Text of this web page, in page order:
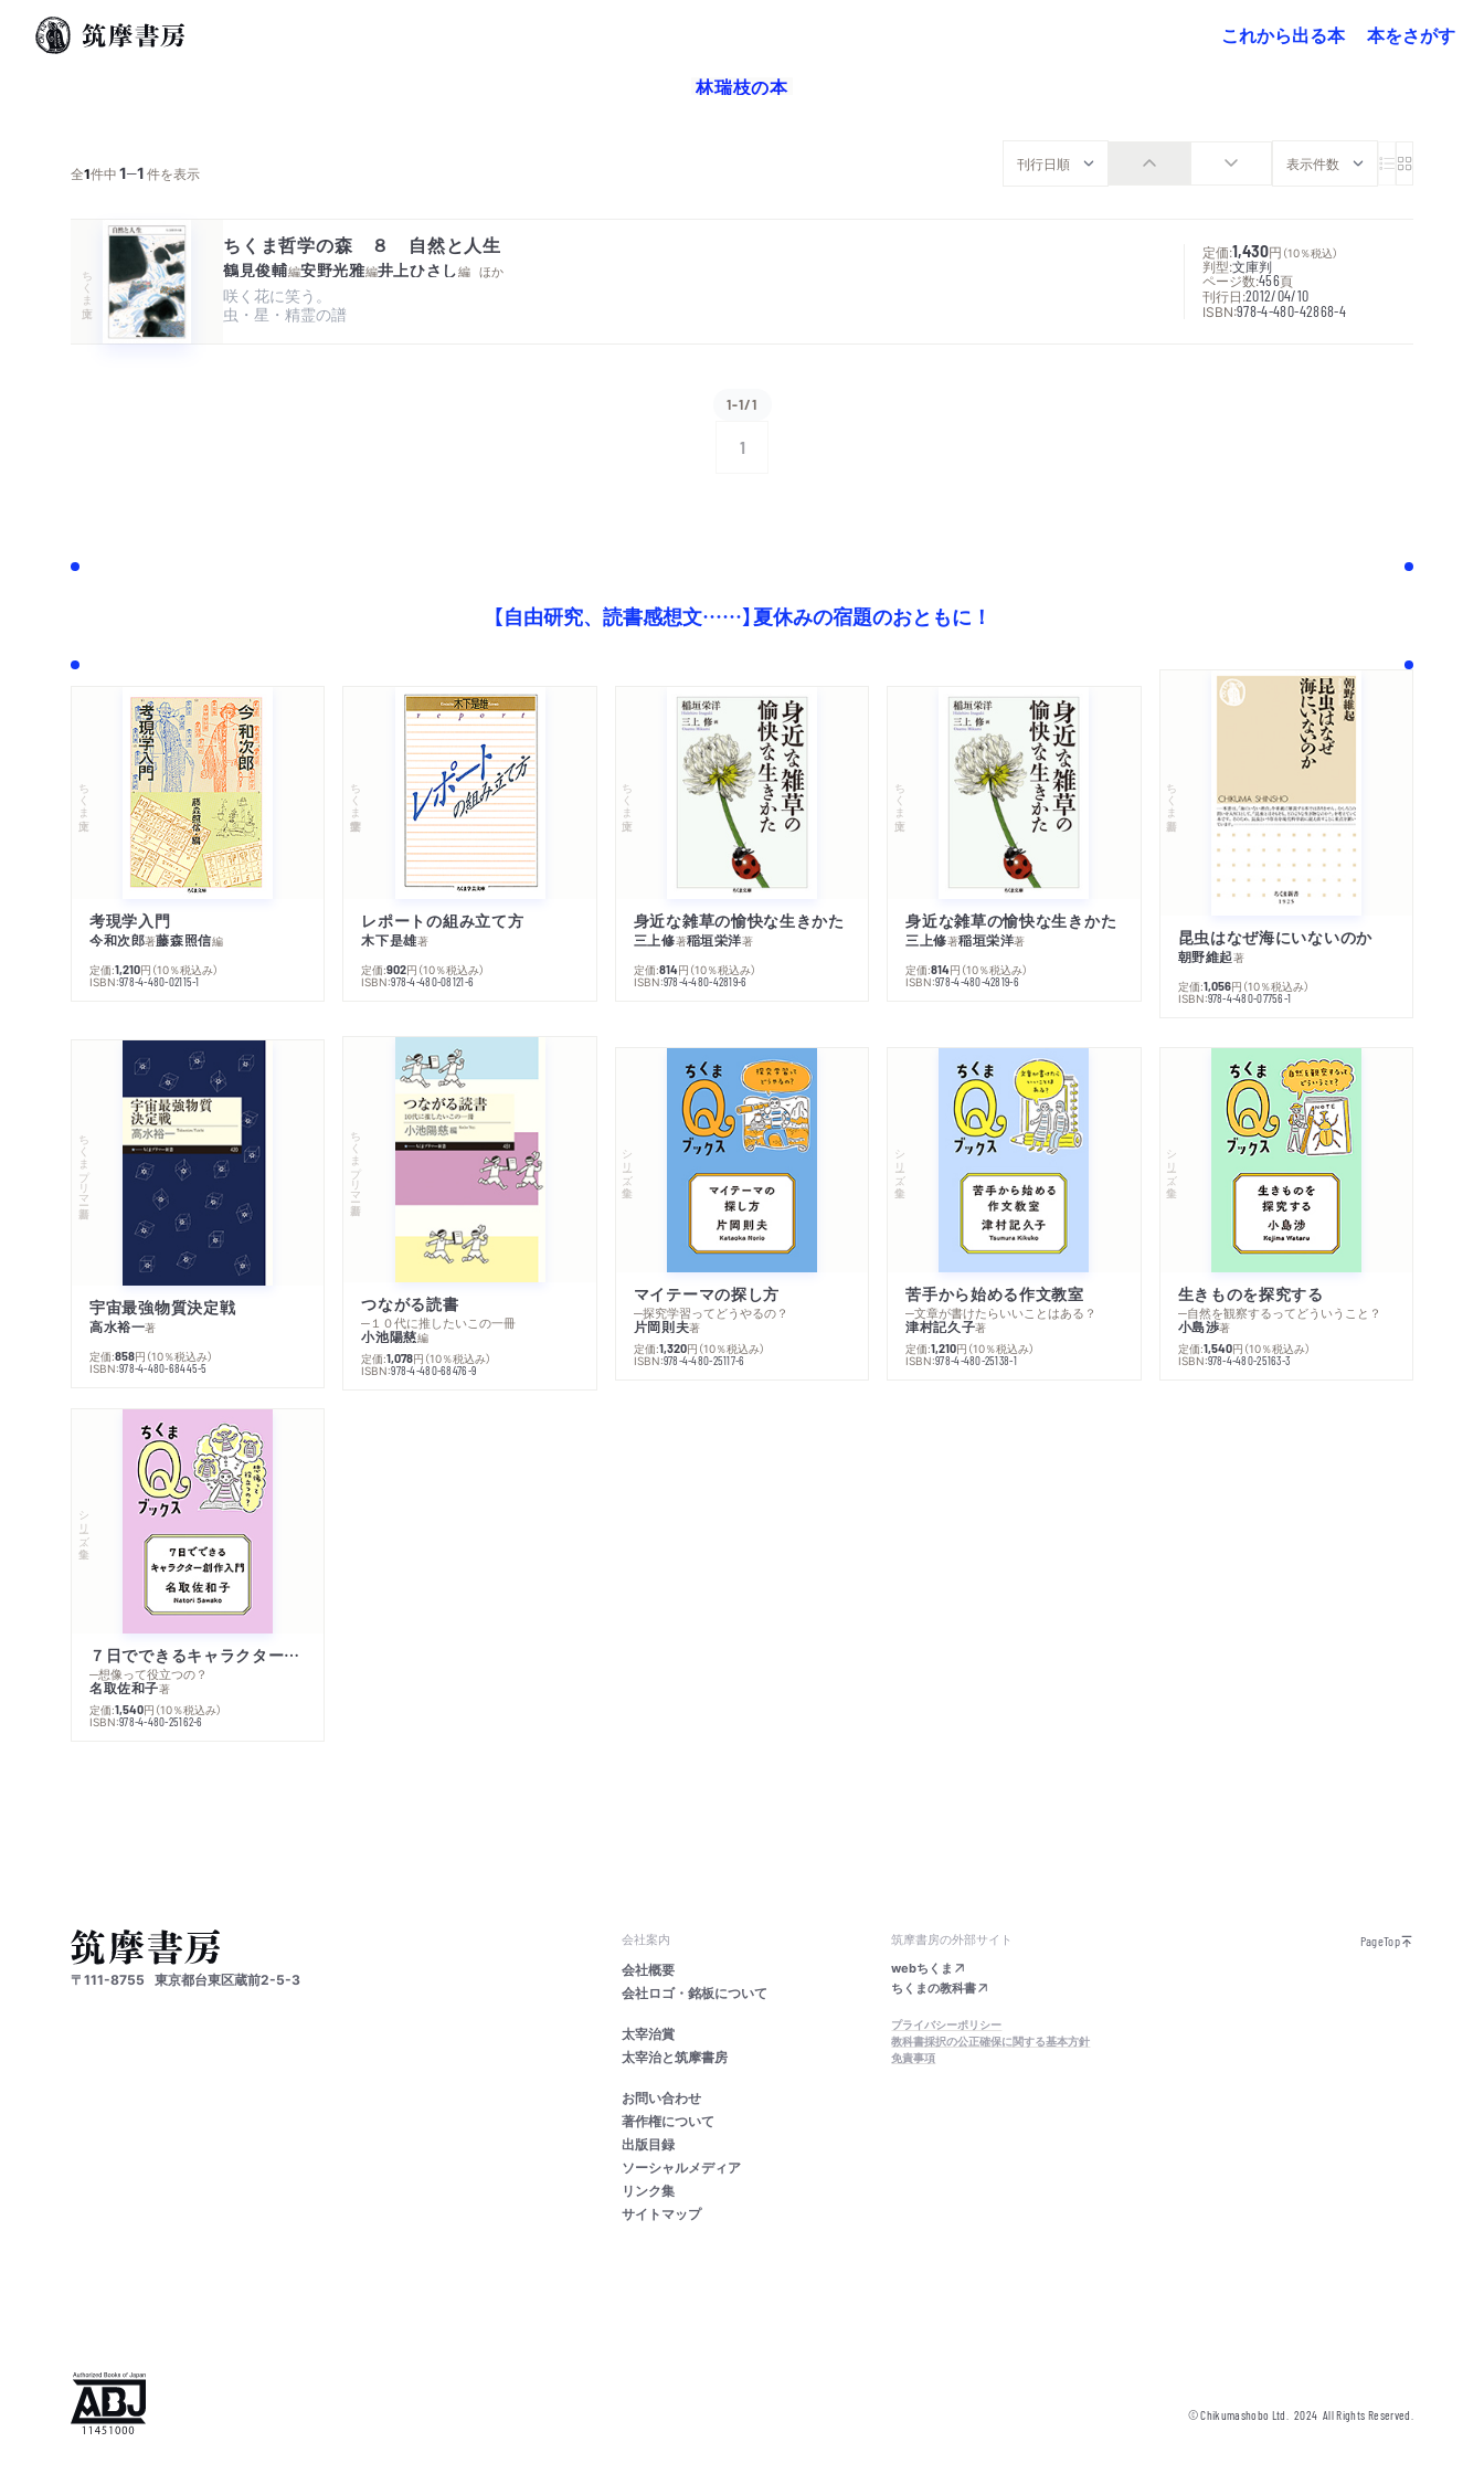
これから出る本
本をさがす
林瑞枝の本
全1件中1─1件を表示
ちくま文庫
ちくま哲学の森 ８ 自然と人生
鶴見俊輔編安野光雅編井上ひさし編 ほか
咲く花に笑う。
虫・星・精霊の譜
定価:1,430円 （10％税込）
判型:文庫判
ページ数:456頁
刊行日:2012/04/10
ISBN:978-4-480-42868-4
1-1/1
1
【自由研究、読書感想文……】夏休みの宿題のおともに！
ちくま文庫
考現学入門
今和次郎著藤森照信編
定価:1,210円 （10％税込み）
ISBN:978-4-480-02115-1
ちくま学芸文庫
レポートの組み立て方
木下是雄著
定価:902円 （10％税込み）
ISBN:978-4-480-08121-6
ちくま文庫
身近な雑草の愉快な生きかた
三上修著稲垣栄洋著
定価:814円 （10％税込み）
ISBN:978-4-480-42819-6
ちくま文庫
身近な雑草の愉快な生きかた
三上修著稲垣栄洋著
定価:814円 （10％税込み）
ISBN:978-4-480-42819-6
ちくま新書
昆虫はなぜ海にいないのか
朝野維起著
定価:1,056円 （10％税込み）
ISBN:978-4-480-07756-1
ちくまプリマー新書
宇宙最強物質決定戦
高水裕一著
定価:858円 （10％税込み）
ISBN:978-4-480-68445-5
ちくまプリマー新書
つながる読書
─１０代に推したいこの一冊
小池陽慈編
定価:1,078円 （10％税込み）
ISBN:978-4-480-68476-9
シリーズ・全集
マイテーマの探し方
─探究学習ってどうやるの？
片岡則夫著
定価:1,320円 （10％税込み）
ISBN:978-4-480-25117-6
シリーズ・全集
苦手から始める作文教室
─文章が書けたらいいことはある？
津村記久子著
定価:1,210円 （10％税込み）
ISBN:978-4-480-25138-1
シリーズ・全集
生きものを探究する
─自然を観察するってどういうこと？
小島渉著
定価:1,540円 （10％税込み）
ISBN:978-4-480-25163-3
シリーズ・全集
７日でできるキャラクター創作入門
─想像って役立つの？
名取佐和子著
定価:1,540円 （10％税込み）
ISBN:978-4-480-25162-6
〒111-8755 東京都台東区蔵前2-5-3
会社案内
会社概要
会社ロゴ・銘板について
太宰治賞
太宰治と筑摩書房
お問い合わせ
著作権について
出版目録
ソーシャルメディア
リンク集
サイトマップ
筑摩書房の外部サイト
webちくま
ちくまの教科書
プライバシーポリシー
教科書採択の公正確保に関する基本方針
免責事項
PageTop
© Chikumashobo Ltd. 2024 All Rights Reserved.